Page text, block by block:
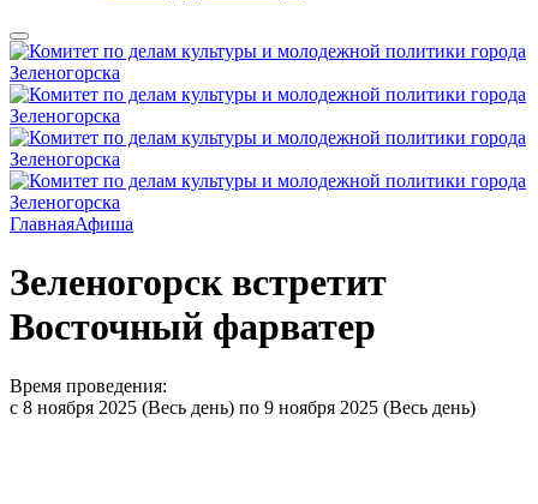
ГлавнаяАфиша
Зеленогорск встретит
Восточный фарватер
Время проведения:
с 8 ноября 2025 (Весь день) по 9 ноября 2025 (Весь день)